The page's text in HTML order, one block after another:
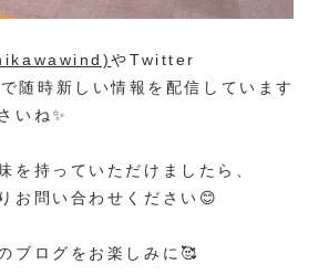
やTwitter
時新しい情報を配信しています
いね✨
を持っていただけましたら、
お問い合わせください😊
ブログをお楽しみに🥰